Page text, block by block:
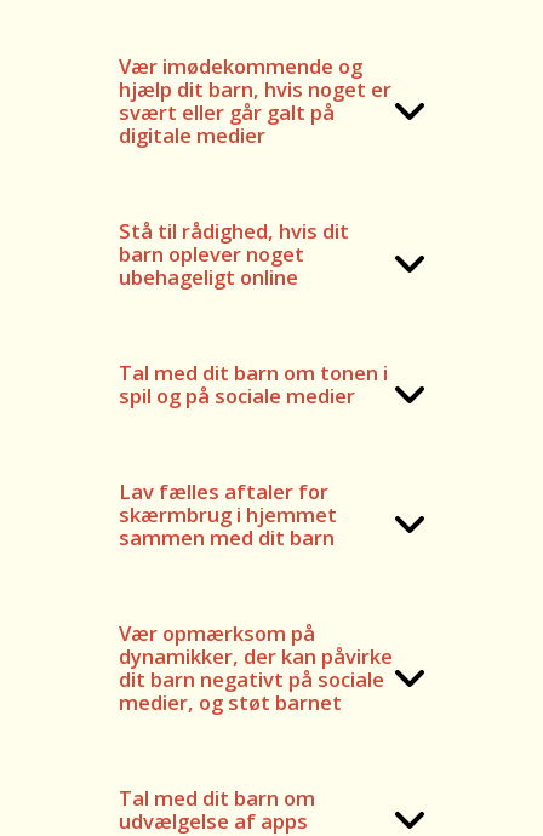
Vær imødekommende og
hjælp dit barn, hvis noget er
svært eller går galt på
digitale medier
Stå til rådighed, hvis dit
barn oplever noget
ubehageligt online
Tal med dit barn om tonen i
spil og på sociale medier
Lav fælles aftaler for
skærmbrug i hjemmet
sammen med dit barn
Vær opmærksom på
dynamikker, der kan påvirke
dit barn negativt på sociale
medier, og støt barnet
Tal med dit barn om
udvælgelse af apps